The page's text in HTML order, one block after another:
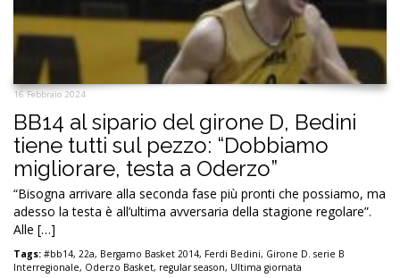
16 Febbraio 2024
BB14 al sipario del girone D, Bedini
tiene tutti sul pezzo: “Dobbiamo
migliorare, testa a Oderzo”
“Bisogna arrivare alla seconda fase più pronti che possiamo, ma
adesso la testa è all’ultima avversaria della stagione regolare”.
Alle […]
Tags: #bb14, 22a, Bergamo Basket 2014, Ferdi Bedini, Girone D. serie B
Interregionale, Oderzo Basket, regular season, Ultima giornata